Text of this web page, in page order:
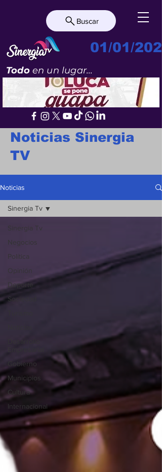
Buscar
01/01/
Todoen un lugar...
Noticias Sinergia
TV
Noticias
Sinergia Tv
Negocios
Política
Opinión
Deporte
Sociedad
Gobierno
Municipios
Cultura
Internacional
Sinergia Tv